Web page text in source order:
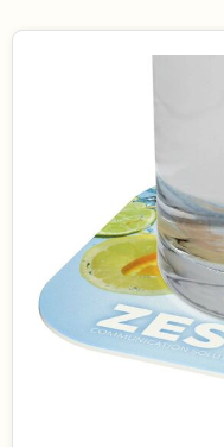
Duurzame
Made in
Recycled
Bestsellers